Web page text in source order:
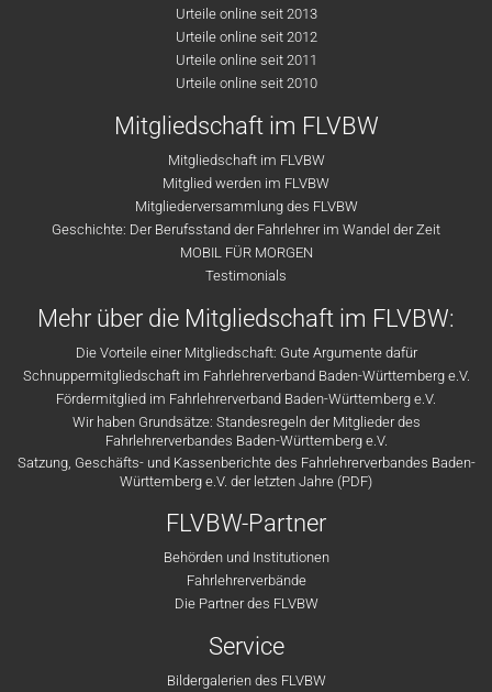
Urteile online seit 2013
Urteile online seit 2012
Urteile online seit 2011
Urteile online seit 2010
Mitgliedschaft im FLVBW
Mitgliedschaft im FLVBW
Mitglied werden im FLVBW
Mitgliederversammlung des FLVBW
Geschichte: Der Berufsstand der Fahrlehrer im Wandel der Zeit
MOBIL FÜR MORGEN
Testimonials
Mehr über die Mitgliedschaft im FLVBW:
Die Vorteile einer Mitgliedschaft: Gute Argumente dafür
Schnuppermitgliedschaft im Fahrlehrerverband Baden-Württemberg e.V.
Fördermitglied im Fahrlehrerverband Baden-Württemberg e.V.
Wir haben Grundsätze: Standesregeln der Mitglieder des
Fahrlehrerverbandes Baden-Württemberg e.V.
Satzung, Geschäfts- und Kassenberichte des Fahrlehrerverbandes Baden-
Württemberg e.V. der letzten Jahre (PDF)
FLVBW-Partner
Behörden und Institutionen
Fahrlehrerverbände
Die Partner des FLVBW
Service
Bildergalerien des FLVBW